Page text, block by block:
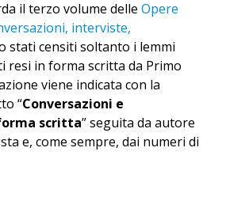
il terzo volume delle Opere
interviste,
stati censiti soltanto i lemmi
resi in forma scritta da Primo
viene indicata con la
“Conversazioni e
scritta” seguita da autore
e, come sempre, dai numeri di